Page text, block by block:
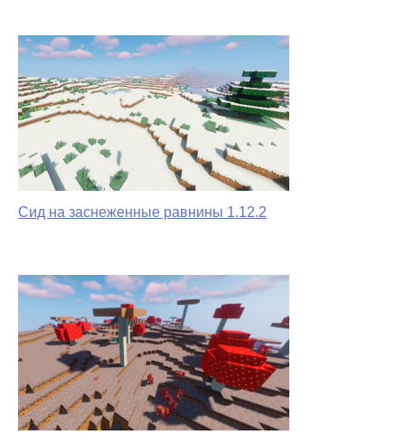
Сид на заснеженные равнины 1.12.2